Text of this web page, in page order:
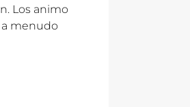
Los animo
a menudo